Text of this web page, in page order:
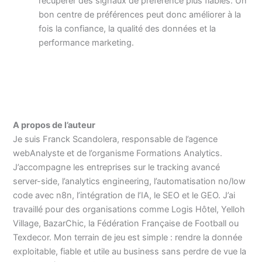
bon centre de préférences peut donc améliorer à la
fois la confiance, la qualité des données et la
performance marketing.
A propos de l’auteur
Je suis Franck Scandolera, responsable de l’agence
webAnalyste et de l’organisme Formations Analytics.
J’accompagne les entreprises sur le tracking avancé
server-side, l’analytics engineering, l’automatisation no/low
code avec n8n, l’intégration de l’IA, le SEO et le GEO. J’ai
travaillé pour des organisations comme Logis Hôtel, Yelloh
Village, BazarChic, la Fédération Française de Football ou
Texdecor. Mon terrain de jeu est simple : rendre la donnée
exploitable, fiable et utile au business sans perdre de vue la